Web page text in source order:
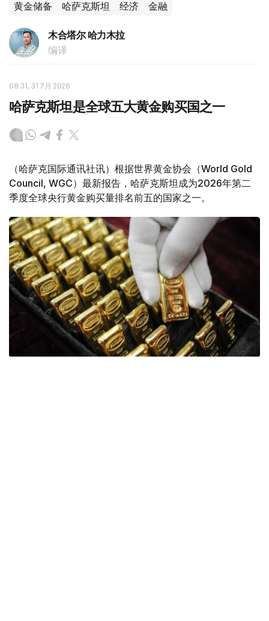
黄金储备 哈萨克斯坦 经济 金融
木合塔尔 哈力木拉
编译
08:31, 31 7月 2026
哈萨克斯坦是全球五大黄金购买国之一
（哈萨克国际通讯社讯）根据世界黄金协会（World Gold
Council, WGC）最新报告，哈萨克斯坦成为2026年第二
季度全球央行黄金购买量排名前五的国家之一。